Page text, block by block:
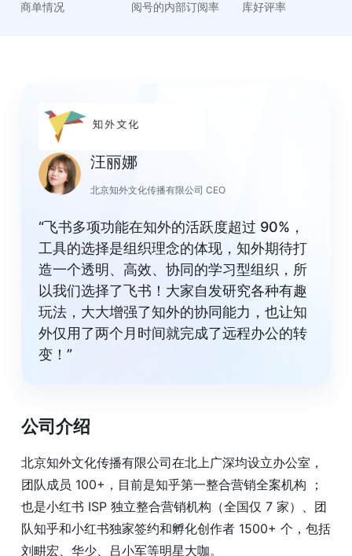
商单情况
阅号的内部订阅率
库好评率
汪丽娜
北京知外文化传播有限公司 CEO
“飞书多项功能在知外的活跃度超过 90%，
工具的选择是组织理念的体现，知外期待打
造一个透明、高效、协同的学习型组织，所
以我们选择了飞书！大家自发研究各种有趣
玩法，大大增强了知外的协同能力，也让知
外仅用了两个月时间就完成了远程办公的转
变！”
公司介绍
北京知外文化传播有限公司在北上广深均设立办公室，
团队成员 100+，目前是知乎第一整合营销全案机构 ；
也是小红书 ISP 独立整合营销机构（全国仅 7 家）、团
队知乎和小红书独家签约和孵化创作者 1500+ 个，包括
刘畊宏、华少、吕小军等明星大咖。